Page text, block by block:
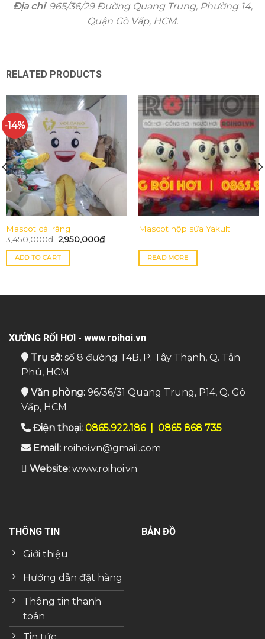
Địa chỉ: 965/36/29 Đường Quang Trung, Phường 14,
Quận Gò Vấp, HCM.
RELATED PRODUCTS
-14%
Mascot cái răng
3,450,000₫ 2,950,000₫
ADD TO CART
Mascot hộp sữa Yakult
READ MORE
XƯỞNG RỐI HƠI - www.roihoi.vn
Trụ sở:số 8 đường T4B, P. Tây Thạnh, Q. Tân
Phú, HCM
Văn phòng:96/36/31 Quang Trung, P14, Q. Gò
Vấp, HCM
Điện thoại: 0865.922.186| 0865 868 735
Email:roihoi.vn@gmail.com
Website: www.roihoi.vn
THÔNG TIN
Giới thiệu
Hướng dẫn đặt hàng
Thông tin thanh
toán
BẢN ĐỒ